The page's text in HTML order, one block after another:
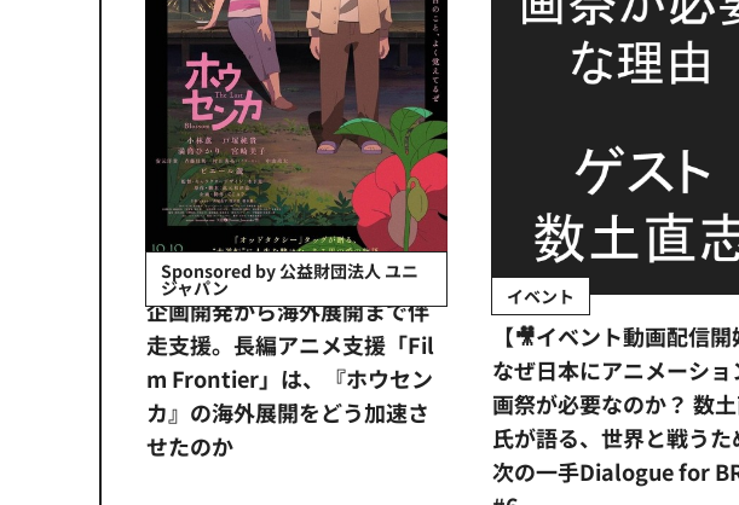
Sponsored by 公益財団法人 ユニ
ジャパン
企画開発から海外展開まで伴
走支援。長編アニメ支援「Fil
m Frontier」は、『ホウセン
カ』の海外展開をどう加速さ
せたのか
イベント
【🎥イベント動画配信開
なぜ日本にアニメーショ
画祭が必要なのか？ 数
氏が語る、世界と戦うた
次の一手Dialogue for